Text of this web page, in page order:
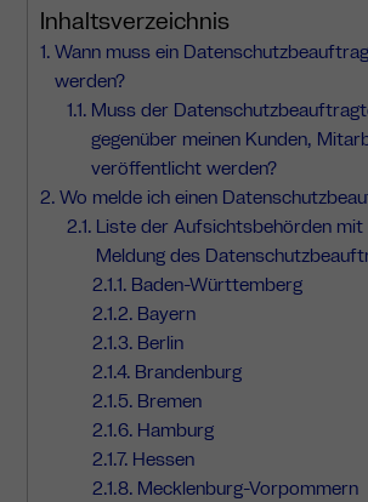
Inhaltsverzeichnis
Wann muss ein
werden?
Muss der
gegenüber meinen Kunden,
veröffentlicht werden?
Wo melde ich einen
Liste der Aufsichtsbehörden mit
Meldung des
Baden-Württemberg
Bayern
Berlin
Brandenburg
Bremen
Hamburg
Hessen
Mecklenburg-Vorpommern